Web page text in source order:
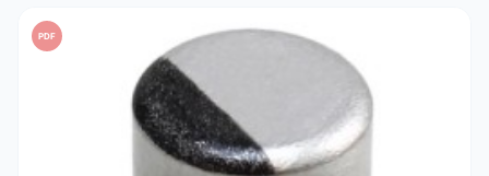
uma tensão de trabalho (V) pelo menos 20% superior à
tensão real do seu circuito para máxima segurança.
PDF